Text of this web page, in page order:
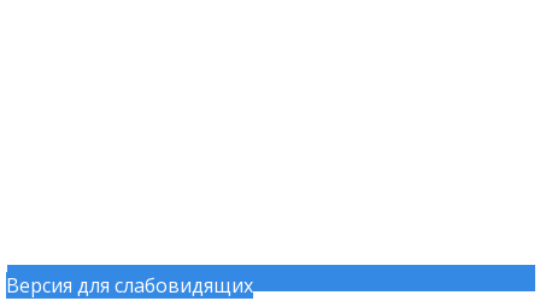
Версия для слабовидящих Перейти к содержимому